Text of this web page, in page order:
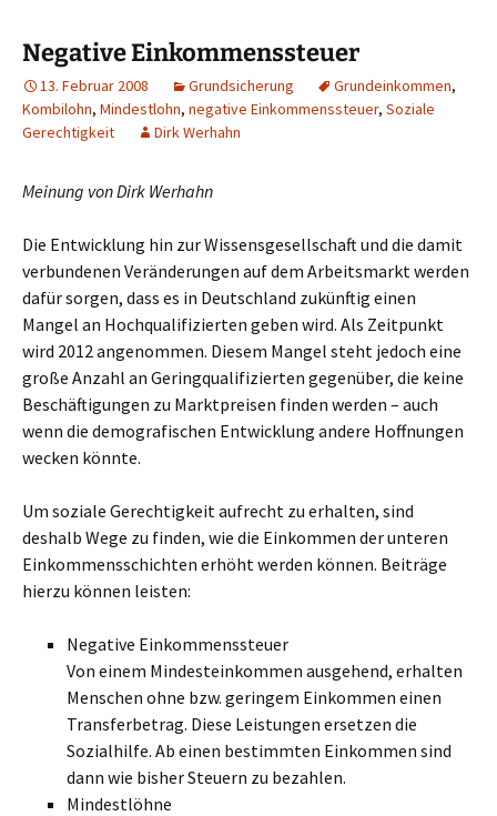
Negative Einkommenssteuer
13. Februar 2008 Grundsicherung Grundeinkommen,
Kombilohn, Mindestlohn, negative Einkommenssteuer, Soziale
Gerechtigkeit
Dirk Werhahn
Meinung von Dirk Werhahn
Die Entwicklung hin zur Wissensgesellschaft und die damit
verbundenen Veränderungen auf dem Arbeitsmarkt werden
dafür sorgen, dass es in Deutschland zukünftig einen
Mangel an Hochqualifizierten geben wird. Als Zeitpunkt
wird 2012 angenommen. Diesem Mangel steht jedoch eine
große Anzahl an Geringqualifizierten gegenüber, die keine
Beschäftigungen zu Marktpreisen finden werden – auch
wenn die demografischen Entwicklung andere Hoffnungen
wecken könnte.
Um soziale Gerechtigkeit aufrecht zu erhalten, sind
deshalb Wege zu finden, wie die Einkommen der unteren
Einkommensschichten erhöht werden können. Beiträge
hierzu können leisten:
Negative Einkommenssteuer
Von einem Mindesteinkommen ausgehend, erhalten
Menschen ohne bzw. geringem Einkommen einen
Transferbetrag. Diese Leistungen ersetzen die
Sozialhilfe. Ab einen bestimmten Einkommen sind
dann wie bisher Steuern zu bezahlen.
Mindestlöhne